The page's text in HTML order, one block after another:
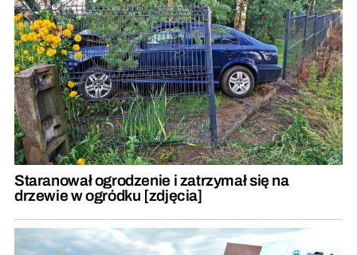
Staranował ogrodzenie i zatrzymał się na
drzewie w ogródku [zdjęcia]